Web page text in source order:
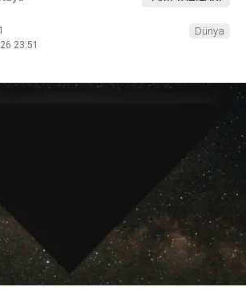
23:51
Dünya